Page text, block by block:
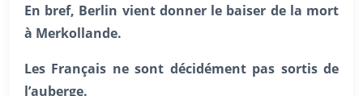
En bref, Berlin vient donner le baiser de la mort
à Merkollande.
Les Français ne sont décidément pas sortis de
l’auberge.